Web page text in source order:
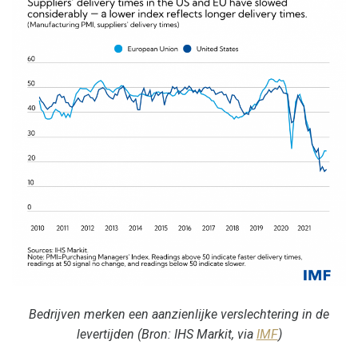
Bedrijven merken een aanzienlijke verslechtering in de
levertijden (Bron: IHS Markit, via IMF)